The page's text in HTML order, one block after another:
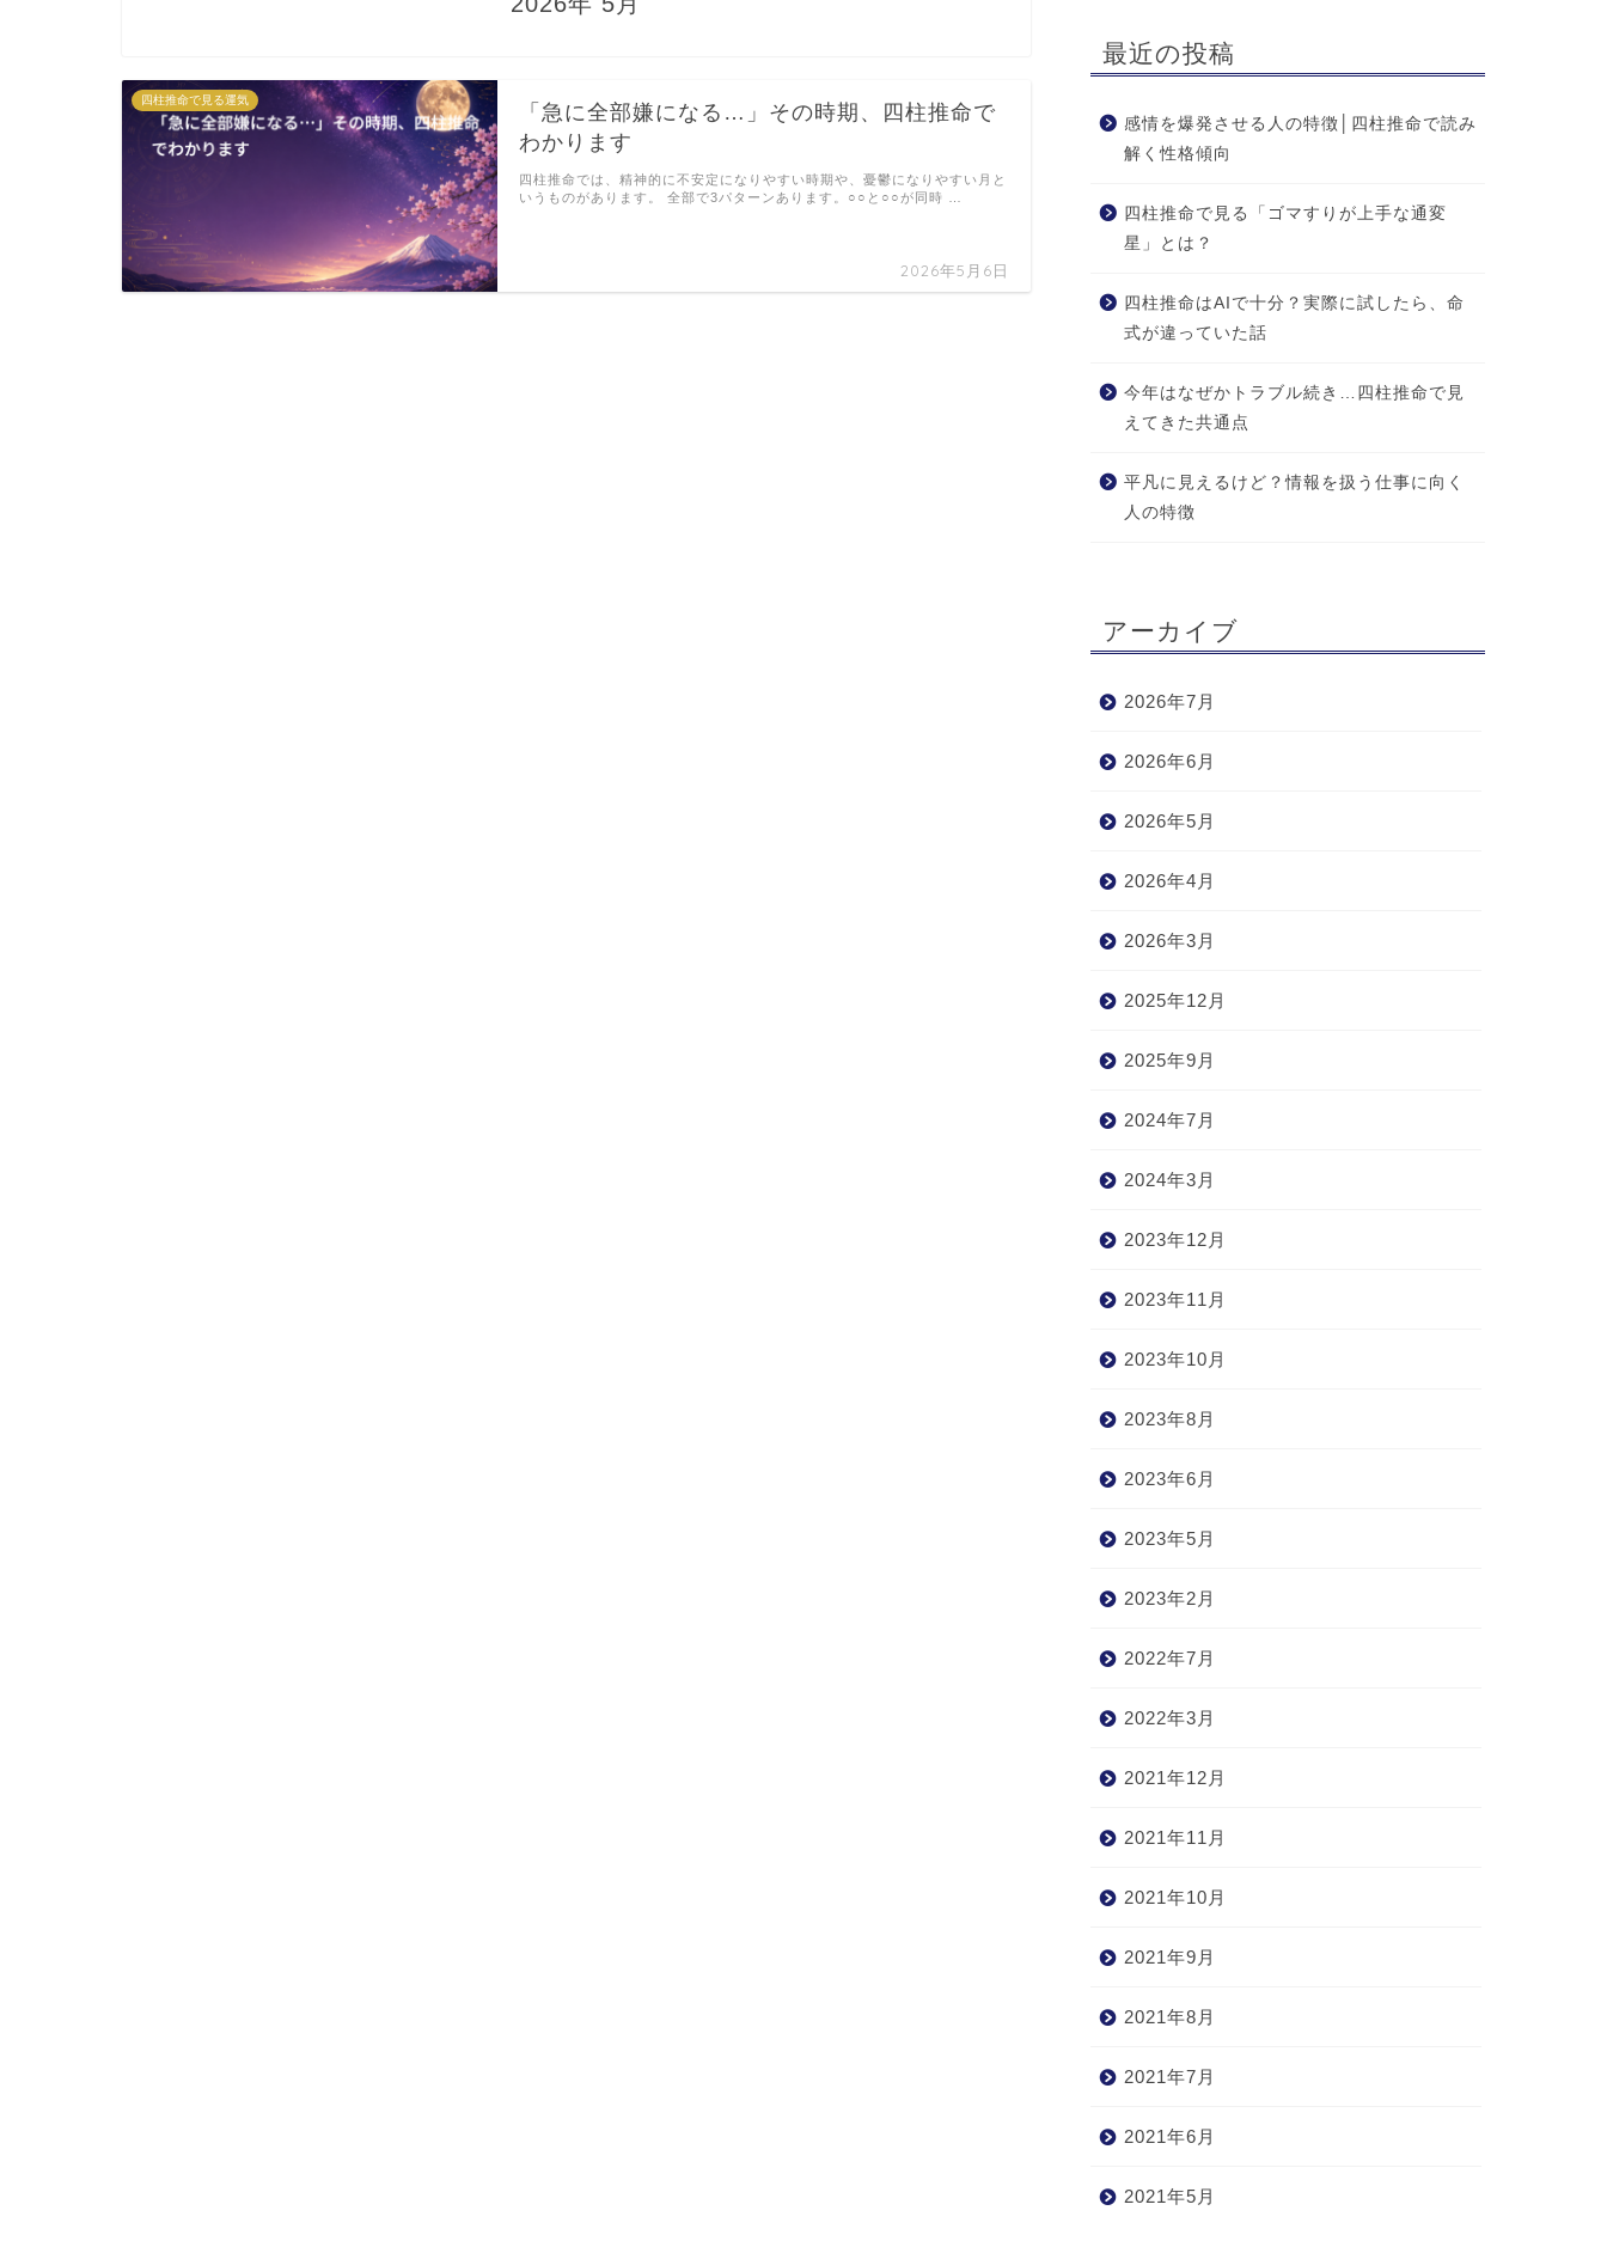
四柱推命で見る運気
「急に全部嫌になる…」その時期、四柱推命で
わかります
2026年5月6日
四柱推命では、精神的に不安定になりやすい時期や、憂鬱になりやすい月と
いうものがあります。 全部で3パターンあります。○○と○○が同時 …
最近の投稿
感情を爆発させる人の特徴│四柱推命で読み
解く性格傾向
四柱推命で見る「ゴマすりが上手な通変
星」とは？
四柱推命はAIで十分？実際に試したら、命
式が違っていた話
今年はなぜかトラブル続き…四柱推命で見
えてきた共通点
平凡に見えるけど？情報を扱う仕事に向く
人の特徴
アーカイブ
2026年7月
2026年6月
2026年5月
2026年4月
2026年3月
2025年12月
2025年9月
2024年7月
2024年3月
2023年12月
2023年11月
2023年10月
2023年8月
2023年6月
2023年5月
2023年2月
2022年7月
2022年3月
2021年12月
2021年11月
2021年10月
2021年9月
2021年8月
2021年7月
2021年6月
2021年5月